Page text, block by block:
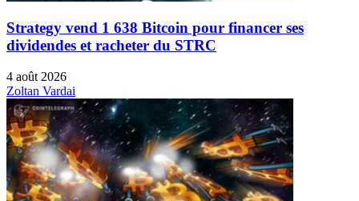
Strategy vend 1 638 Bitcoin pour financer ses
dividendes et racheter du STRC
4 août 2026
Zoltan Vardai